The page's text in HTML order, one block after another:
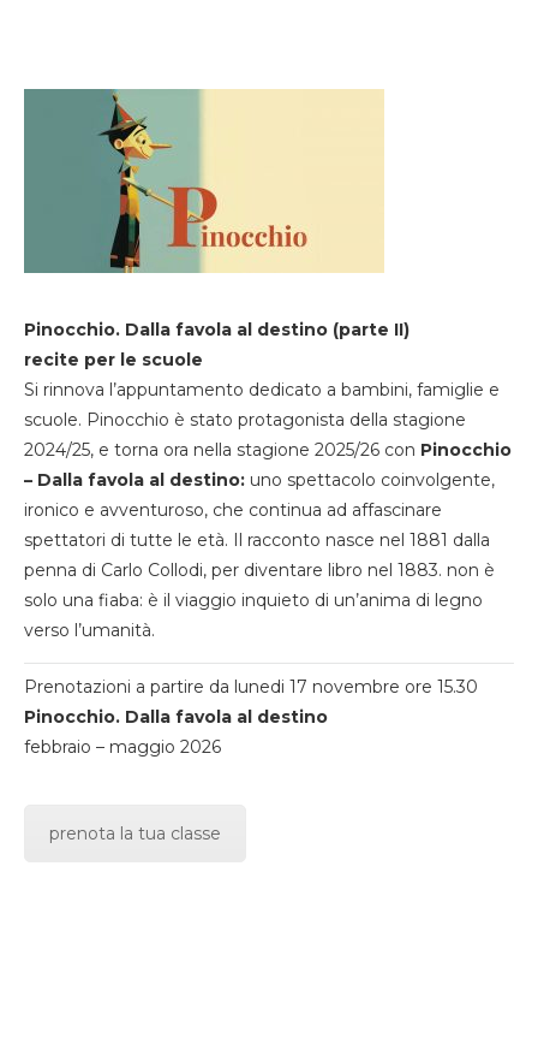
Pinocchio. Dalla favola al destino (parte II)
recite per le scuole
Si rinnova l’appuntamento dedicato a bambini, famiglie e
scuole. Pinocchio è stato protagonista della stagione
2024/25, e torna ora nella stagione 2025/26 con Pinocchio
– Dalla favola al destino: uno spettacolo coinvolgente,
ironico e avventuroso, che continua ad affascinare
spettatori di tutte le età. Il racconto nasce nel 1881 dalla
penna di Carlo Collodi, per diventare libro nel 1883. non è
solo una fiaba: è il viaggio inquieto di un’anima di legno
verso l’umanità.
Prenotazioni a partire da lunedi 17 novembre ore 15.30
Pinocchio. Dalla favola al destino
febbraio – maggio 2026
prenota la tua classe